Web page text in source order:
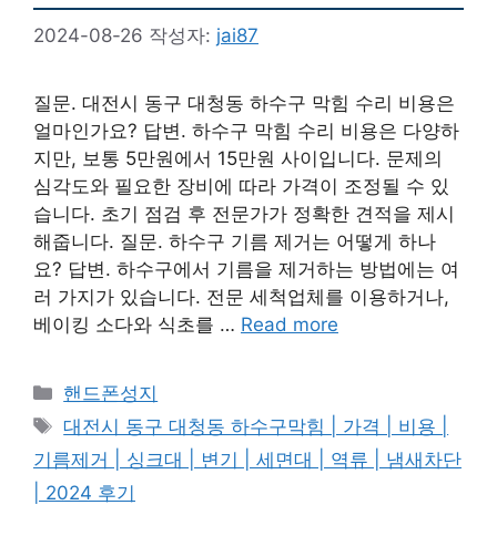
2024-08-26 작성자: jai87
질문. 대전시 동구 대청동 하수구 막힘 수리 비용은
얼마인가요? 답변. 하수구 막힘 수리 비용은 다양하
지만, 보통 5만원에서 15만원 사이입니다. 문제의
심각도와 필요한 장비에 따라 가격이 조정될 수 있
습니다. 초기 점검 후 전문가가 정확한 견적을 제시
해줍니다. 질문. 하수구 기름 제거는 어떻게 하나
요? 답변. 하수구에서 기름을 제거하는 방법에는 여
러 가지가 있습니다. 전문 세척업체를 이용하거나,
베이킹 소다와 식초를 … Read more
카
테
리
핸드폰성지
태
그
대전시 동구 대청동 하수구막힘 | 가격 | 비용 |
기름제거 | 싱크대 | 변기 | 세면대 | 역류 | 냄새차단
| 2024 후기